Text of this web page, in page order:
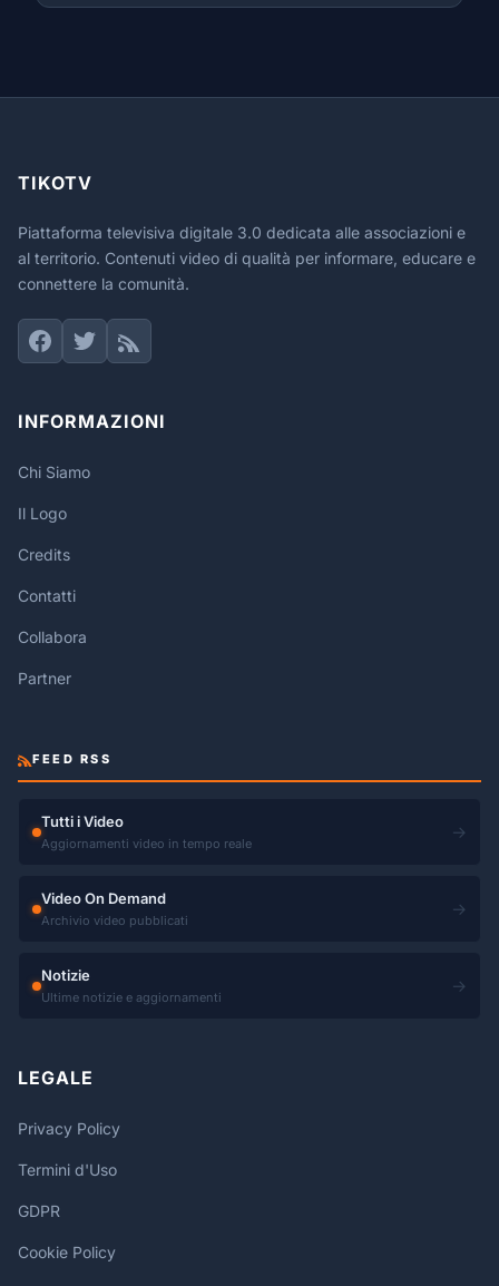
TIKOTV
Piattaforma televisiva digitale 3.0 dedicata alle associazioni e
al territorio. Contenuti video di qualità per informare, educare e
connettere la comunità.
INFORMAZIONI
Chi Siamo
Il Logo
Credits
Contatti
Collabora
Partner
FEED RSS
Tutti i Video
Aggiornamenti video in tempo reale
→
Video On Demand
Archivio video pubblicati
→
Notizie
Ultime notizie e aggiornamenti
→
LEGALE
Privacy Policy
Termini d'Uso
GDPR
Cookie Policy